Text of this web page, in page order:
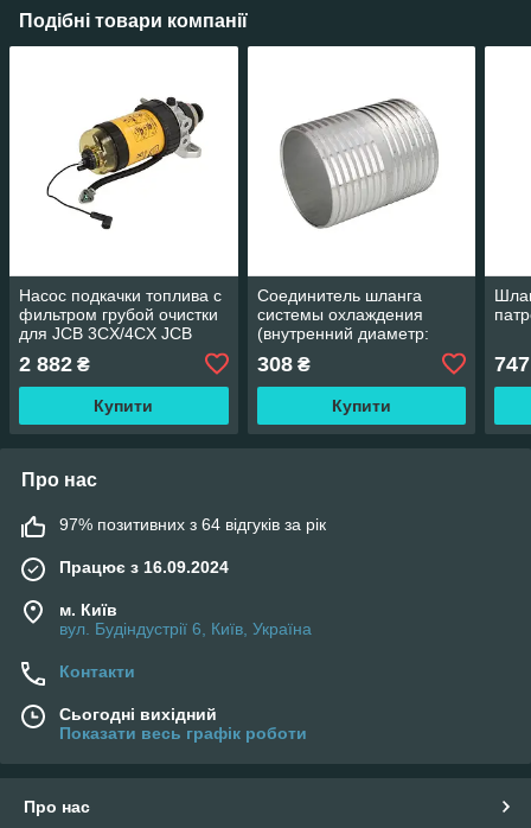
Подібні товари компанії
Насос подкачки топлива с
фильтром грубой очистки
для JCB 3CX/4CX JCB
2 882 ₴
Купити
Соединитель шланга
системы охлаждения
(внутренний диаметр:
DWUN014TT
308₴
Купити
747
Про нас
97% позитивних з 64 відгуків за рік
Працює з 16.09.2024
м. Київ
вул. Будіндустрії 6, Київ, Україна
Контакти
Сьогодні вихідний
Показати весь графік роботи
Про нас